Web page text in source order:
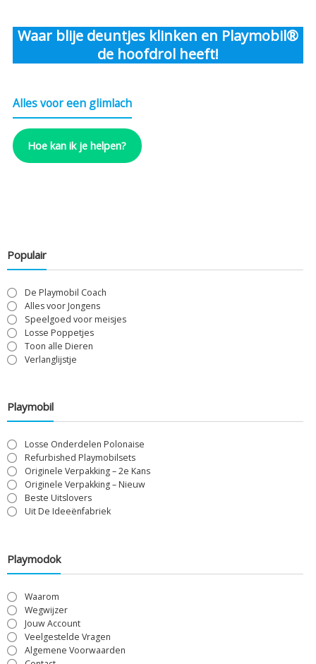
Waar blije deuntjes klinken en Playmobil®
de hoofdrol heeft!
Alles voor een glimlach
Hoe kan ik je helpen?
Populair
De Playmobil Coach
Alles voor Jongens
Speelgoed voor meisjes
Losse Poppetjes
Toon alle Dieren
Verlanglijstje
Playmobil
Losse Onderdelen Polonaise
Refurbished Playmobilsets
Originele Verpakking – 2e Kans
Originele Verpakking – Nieuw
Beste Uitslovers
Uit De Ideeënfabriek
Playmodok
Waarom
Wegwijzer
Jouw Account
Veelgestelde Vragen
Algemene Voorwaarden